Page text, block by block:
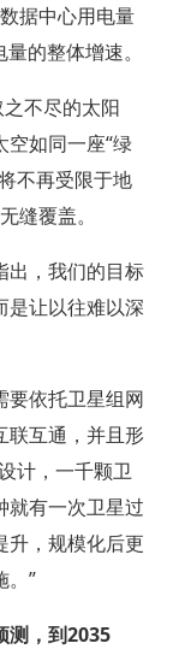
据中心用电量
的整体增速。
不尽的太阳
如同一座“绿
不再受限于地
缝覆盖。
出，我们的目标
是让以往难以深
要依托卫星组网
联互通，并且形
计，一千颗卫
就有一次卫星过
升，规模化后更
。”
测，到2035